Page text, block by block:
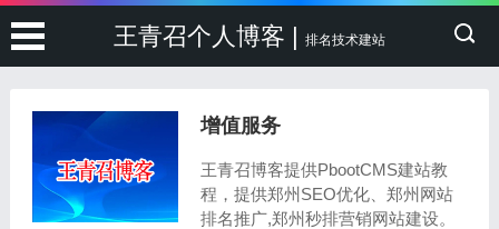
王青召个人博客 | 排名技术建站
增值服务
王青召博客提供PbootCMS建站教
程，提供郑州SEO优化、郑州网站
排名推广,郑州秒排营销网站建设。